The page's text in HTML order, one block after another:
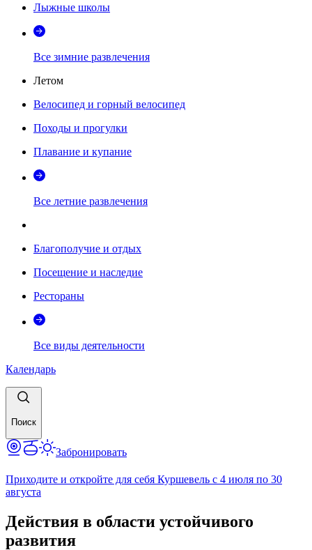
Лыжные школы
Все зимние развлечения
Летом
Велосипед и горный велосипед
Походы и прогулки
Плавание и купание
Все летние развлечения
Благополучие и отдых
Посещение и наследие
Рестораны
Все виды деятельности
Календарь
Поиск
Забронировать
Приходите и откройте для себя Куршевель с 4 июля по 30
августа
Действия в области устойчивого
развития